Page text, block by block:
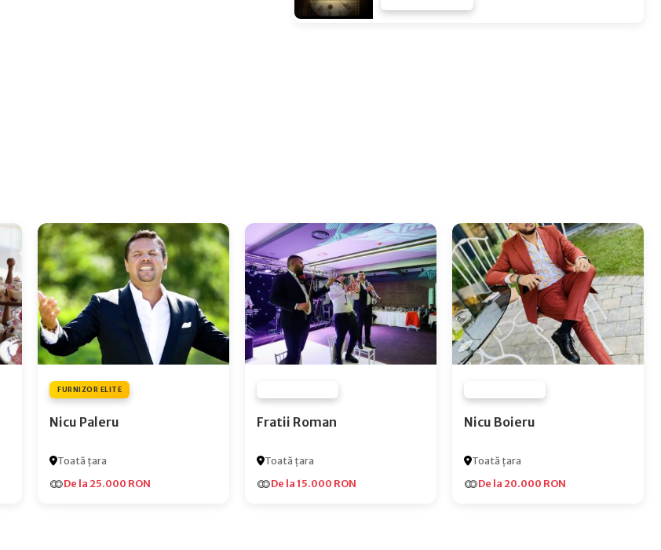
FURNIZOR ELITE
Nicu Paleru
Toată țara
De la 25.000 RON
Fratii Roman
Toată țara
De la 15.000 RON
Nicu Boieru
Toată țara
De la 20.000 RON